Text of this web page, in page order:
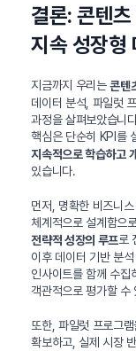
결론: 콘텐
지속 성장형
지금까지 우리는콘텐
데이터 분석, 파일럿
과정을 살펴보았습니
핵심은 단순히 KPI를
지속적으로 학습하고
있습니다.
먼저, 명확한 비즈니
체계적으로 설계함으
전략적 성장의 루프로
이후 데이터 기반 분
인사이트를 함께 수집
객관적으로 평가할 수
또한, 파일럿 프로그
확보하고, 실제 시장